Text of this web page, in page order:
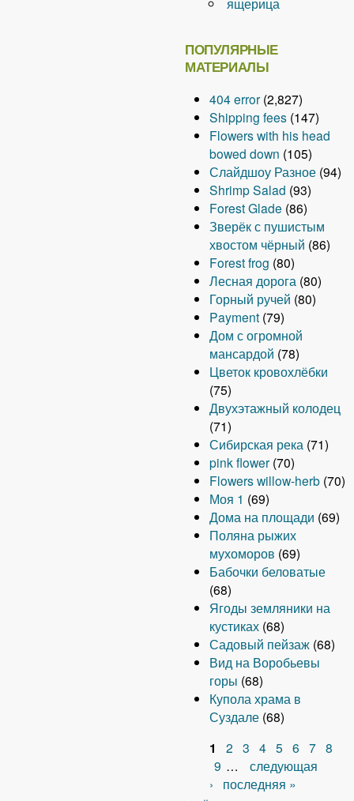
ПОПУЛЯРНЫЕ
МАТЕРИАЛЫ
404 error (2,827)
Shipping fees (147)
Flowers with his head
bowed down (105)
Слайдшоу Разное (94)
Shrimp Salad (93)
Forest Glade (86)
Зверёк с пушистым
хвостом чёрный (86)
Forest frog (80)
Лесная дорога (80)
Горный ручей (80)
Payment (79)
Дом с огромной
мансардой (78)
Цветок кровохлёбки
(75)
Двухэтажный колодец
(71)
Сибирская река (71)
pink flower (70)
Flowers willow-herb (70)
Моя 1 (69)
Дома на площади (69)
Поляна рыжих
мухоморов (69)
Бабочки беловатые
(68)
Ягоды земляники на
кустиках (68)
Садовый пейзаж (68)
Вид на Воробьевы
горы (68)
Купола храма в
Суздале (68)
т
1 2 3 4 5 6 7 8
9 …
следующая
›
последняя »